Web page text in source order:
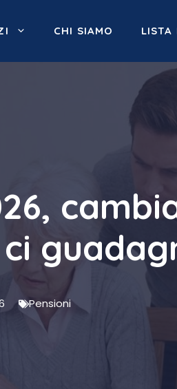
CHI SIAMO LISTA
Pensioni